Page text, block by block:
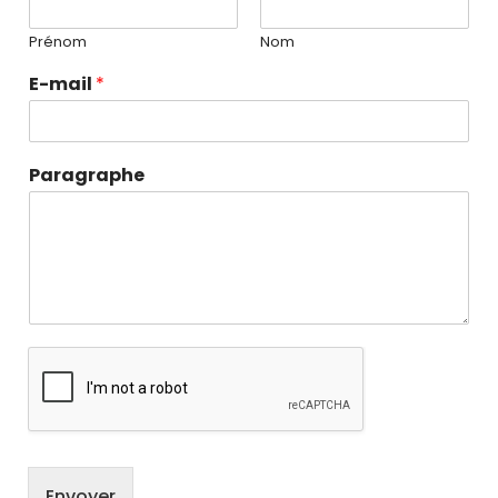
Prénom Nom
E-mail *
Paragraphe